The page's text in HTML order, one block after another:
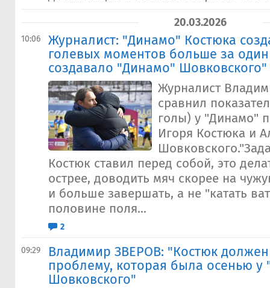
20.03.2026
10:06
Журналист: "Динамо" Костюка
голевых моментов больше за
создавало "Динамо" Шовковского"
Журналист
сравнил
голы) у "Динамо"
Игоря Костюка и
Костюк ставил перед собой, это
острее, доводить мяч скорее на
и больше завершать, а не "катать
половине поля...
2
09:29
Владимир ЗВЕРОВ: "Костюк
проблему, которая была осенью у
Шовковского"